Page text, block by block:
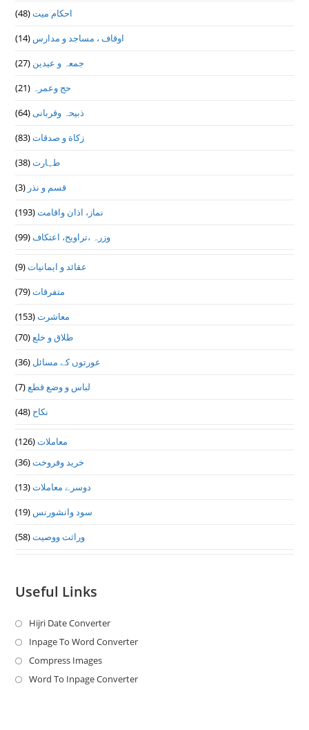
احکام میت(48)
اوقاف ، مساجد و مدارس (14)
جمعہ و عیدین (27)
حج وعمرہ (21)
ذبیحہ وقربانی(64)
زکاة و صدقات(83)
طہارت(38)
قسم و نذر (3)
نماز، اذان واقامت(193)
وزرہ ،تراويح، اعتكاف(99)
عقائد و ایمانیات(9)
متفرقات(79)
معاشرت(153)
طلاق و خلع(70)
عورتوں کے مسائل (36)
لباس و وضع قطع(7)
نکاح (48)
معاملات(126)
خرید وفروخت(36)
دوسرے معاملات(13)
سود وانشورنس (19)
وراثت ووصيت(58)
Useful Links
Hijri Date ConverterOpens
in
new
Inpage To Word ConverterOpens
a
Compress ImagesOpens
in
Word To Inpage ConverterOpens